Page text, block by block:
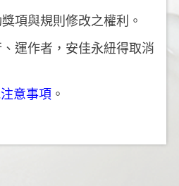
項與規則修改之權利。
運作者，安佳永紐得取消
注意事項 。